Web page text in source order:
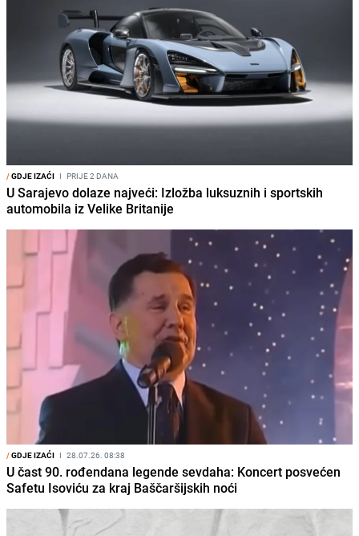
/GDJE IZAĆI I PRIJE 2 DANA
U Sarajevo dolaze najveći: Izložba luksuznih i sportskih
automobila iz Velike Britanije
/GDJE IZAĆI I 28.07.26. 08:38
U čast 90. rođendana legende sevdaha: Koncert posvećen
Safetu Isoviću za kraj Baščaršijskih noći